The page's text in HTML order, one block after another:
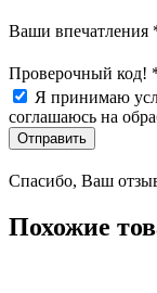
Ваши впечатления
Проверочный код!
Я принимаю
соглашаюсь на
Отправить
Спасибо, Ваш
Похожие